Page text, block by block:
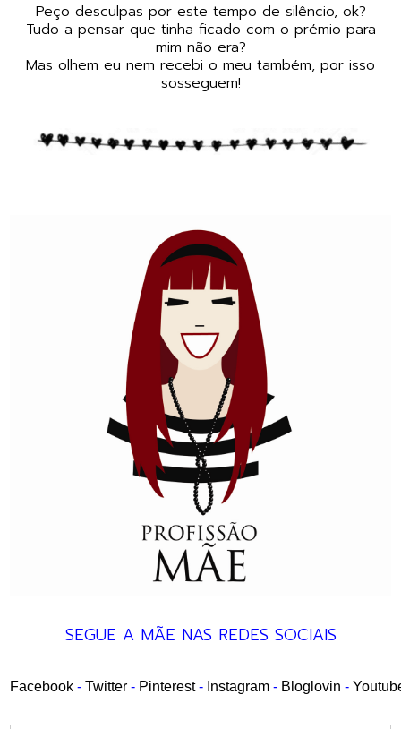
Peço desculpas por este tempo de silêncio, ok?
Tudo a pensar que tinha ficado com o prémio para
mim não era?
Mas olhem eu nem recebi o meu também, por isso
sosseguem!
SEGUE A MÃE NAS REDES SOCIAIS
Facebook -Twitter - Pinterest- Instagram- Bloglovin -